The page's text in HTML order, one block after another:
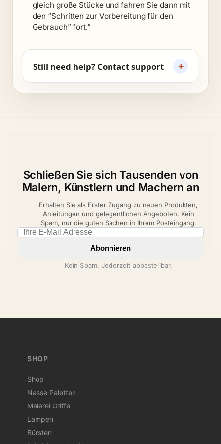
gleich große Stücke und fahren Sie dann mit
den “Schritten zur Vorbereitung für den
Gebrauch” fort.”
Still need help? Contact support +
Schließen Sie sich Tausenden von
Malern, Künstlern und Machern an
Erhalten Sie als Erster Zugang zu neuen Produkten,
Anleitungen und gelegentlichen Angeboten. Kein
Spam, nur die guten Sachen in Ihrem Posteingang.
Email address
Abonnieren
Kein Spam. Jederzeit abbestellbar.
SHOP
Shop
Nasse Paletten
Malerei Griffe
Lampen
Bürsten